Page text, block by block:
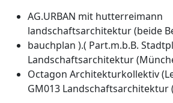
AG.URBAN mit hutterreimann
landschaftsarchitektur (beide
bauchplan ).( Part.m.b.B.
Landschaftsarchitektur
Octagon Architekturkollektiv
GM013 Landschaftsarchitektur